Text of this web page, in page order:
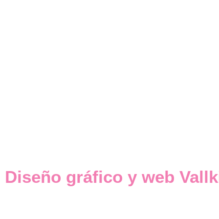
Diseño gráfico y web